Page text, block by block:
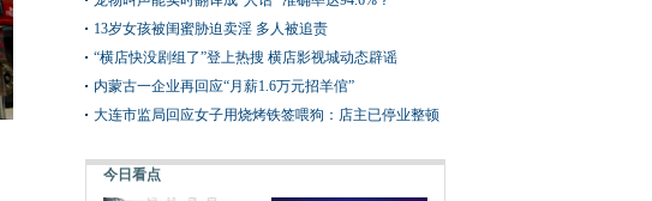
13岁女孩被闺蜜胁迫卖淫 多人被追责
“横店快没剧组了”登上热搜 横店影视城动态辟谣
内蒙古一企业再回应“月薪1.6万元招羊倌”
大连市监局回应女子用烧烤铁签喂狗：店主已停业整顿
今日看点